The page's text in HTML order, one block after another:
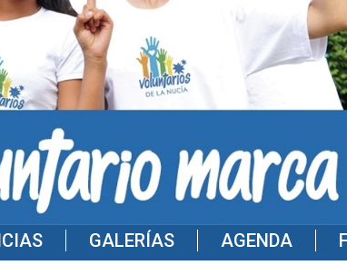
GALERÍAS AGENDA